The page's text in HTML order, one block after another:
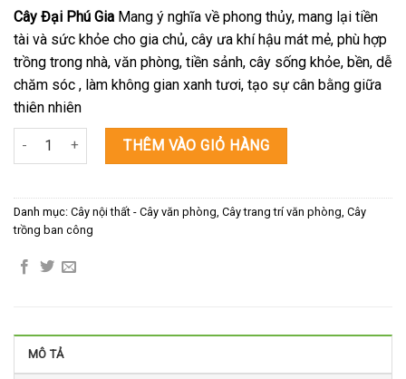
Cây Đại Phú Gia Mang ý nghĩa về phong thủy, mang lại tiền
tài và sức khỏe cho gia chủ, cây ưa khí hậu mát mẻ, phù hợp
trồng trong nhà, văn phòng, tiền sảnh, cây sống khỏe, bền, dễ
chăm sóc , làm không gian xanh tươi, tạo sự cân bằng giữa
thiên nhiên
Cây đại phú gia số lượngTHÊM VÀO GIỎ HÀNG
Danh mục: Cây nội thất - Cây văn phòng Cây trang trí văn phòng Cây
trồng ban công
MÔ TẢ